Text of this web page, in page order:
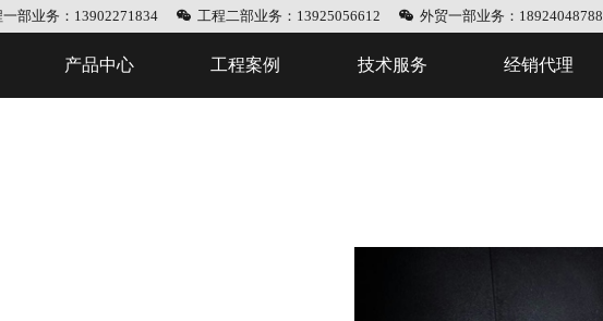
部业务：13902271834 工程二部业务：13925056612 外贸一部业务：18924048788
产品中心 工程案例 技术服务 经销代理